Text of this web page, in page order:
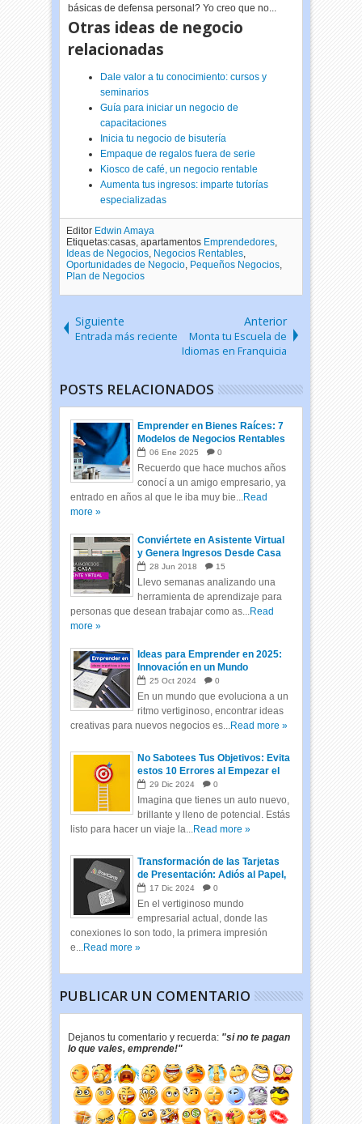
básicas de defensa personal? Yo creo que no...
Otras ideas de negocio
relacionadas
Dale valor a tu conocimiento: cursos y
seminarios
Guía para iniciar un negocio de
capacitaciones
Inicia tu negocio de bisutería
Empaque de regalos fuera de serie
Kiosco de café, un negocio rentable
Aumenta tus ingresos: imparte tutorías
especializadas
Editor Edwin Amaya
Etiquetas:casas, apartamentos Emprendedores
Ideas de Negocios Negocios Rentables
Oportunidades de Negocio Pequeños Negocios
Plan de Negocios
Siguiente
Entrada más reciente
Anterior
Monta tu Escuela de
Idiomas en Franquicia
POSTS RELACIONADOS
Emprender en Bienes Raíces: 7
Modelos de Negocios Rentables
06 Ene 2025 0
Recuerdo que hace muchos años
conocí a un amigo empresario, ya
entrado en años al que le iba muy bie... Read
more »
Conviértete en Asistente Virtual
y Genera Ingresos Desde Casa
28 Jun 2018 15
Llevo semanas analizando una
herramienta de aprendizaje para
personas que desean trabajar como as... Read
more »
Ideas para Emprender en 2025:
Innovación en un Mundo
Cambiante
25 Oct 2024 0
En un mundo que evoluciona a un
ritmo vertiginoso, encontrar ideas
creativas para nuevos negocios es... Read more »
No Sabotees Tus Objetivos: Evita
estos 10 Errores al Empezar el
Año
29 Dic 2024 0
Imagina que tienes un auto nuevo,
brillante y lleno de potencial. Estás
listo para hacer un viaje la... Read more »
Transformación de las Tarjetas
de Presentación: Adiós al Papel,
Hola a las Tarjetas Inteligentes
17 Dic 2024 0
En el vertiginoso mundo
empresarial actual, donde las
conexiones lo son todo, la primera impresión
e... Read more »
PUBLICAR UN COMENTARIO
Dejanos tu comentario y recuerda: "si no te pagan
lo que vales, emprende!"